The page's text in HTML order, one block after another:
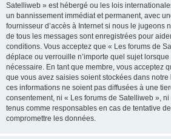
Satelliweb » est hébergé ou les lois
un bannissement immédiat et permanent, avec
fournisseur d’accès à Internet si nous le jugeons
de tous les messages sont enregistrées pour
conditions. Vous acceptez que « Les forums de
déplace ou verrouille n’importe quel sujet
nécessaire. En tant que membre, vous acceptez
que vous avez saisies soient stockées dans
ces informations ne soient pas diffusées à une
consentement, ni « Les forums de Satelliweb »,
tenus comme responsables en cas de tentative
compromettre les données.